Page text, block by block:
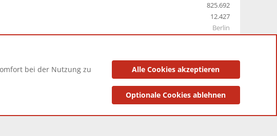
825.692
12.427
Berlin
Datenschutzerklärung Impressum
bei der Nutzung zu
Alle Cookies akzeptieren
Optionale Cookies ablehnen